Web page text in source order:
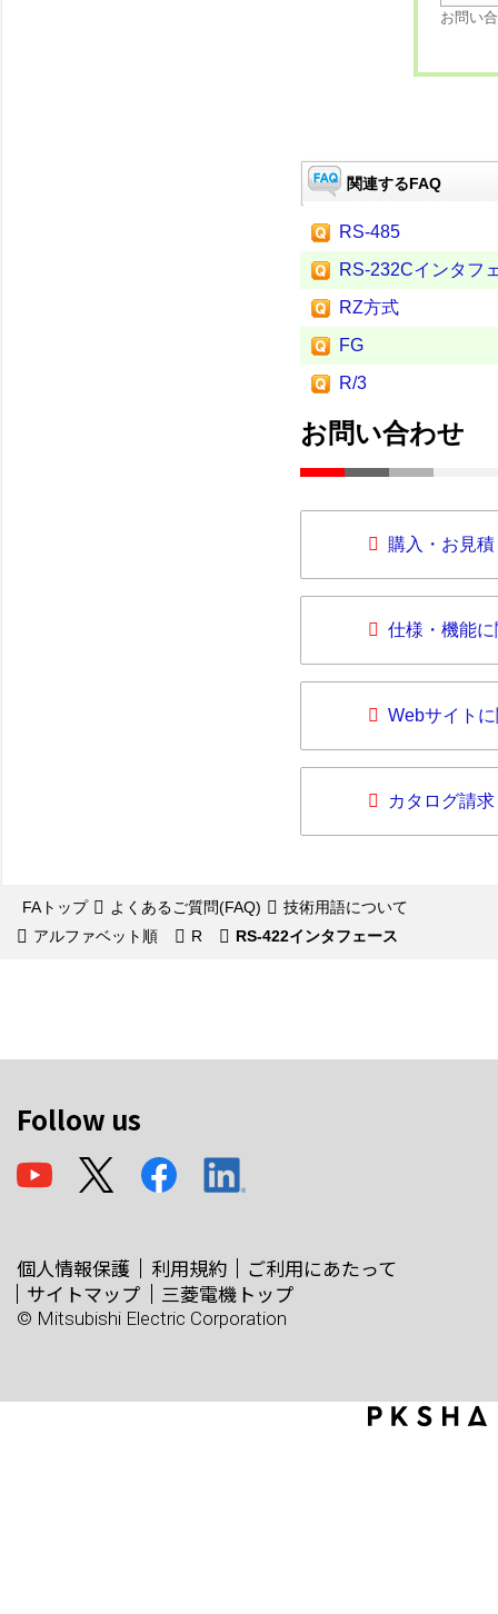
お問い
関連するFAQ
RS-485
RS-232Cインタフ
RZ方式
FG
R/3
お問い合わせ
購入・お見
仕様・機能
Webサイト
カタログ請求
FAトップ よくあるご質問(FAQ)
技術用語について
アルファベット順
R RS-422インタフェース
Follow us
個人情報保護 利用規約
ご利用にあたって
サイトマップ
三菱電機トップ
© Mitsubishi Electric Corporation